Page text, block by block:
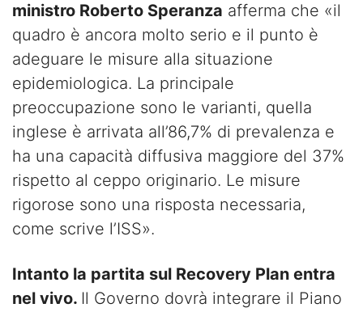
ministro Roberto Speranza afferma che «il
quadro è ancora molto serio e il punto è
adeguare le misure alla situazione
epidemiologica. La principale
preoccupazione sono le varianti, quella
inglese è arrivata all’86,7% di prevalenza e
ha una capacità diffusiva maggiore del 37%
rispetto al ceppo originario. Le misure
rigorose sono una risposta necessaria,
come scrive l’ISS».
Intanto la partita sul Recovery Plan entra
nel vivo. Il Governo dovrà integrare il Piano